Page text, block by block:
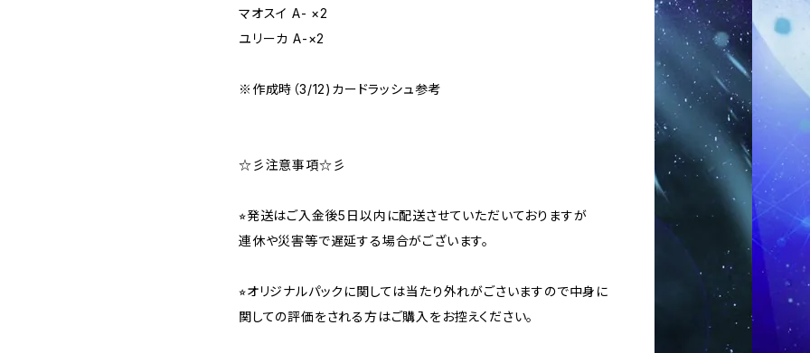
マオスイ A- ×2
ユリーカ A-×2
※作成時（3/12)カードラッシュ参考
☆彡注意事項☆彡
⭐︎発送はご入金後5日以内に配送させていただいておりますが
連休や災害等で遅延する場合がございます。
⭐︎オリジナルパックに関しては当たり外れがごさいますので中身に
関しての評価をされる方はご購入をお控えください。